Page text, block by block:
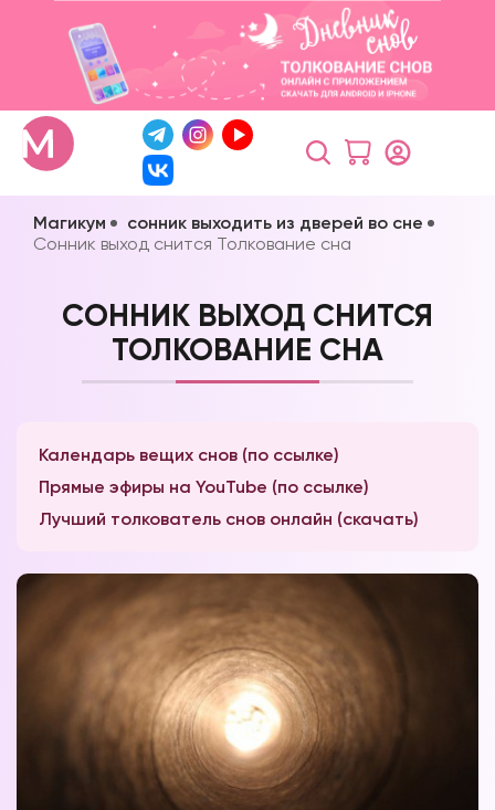
Магикум
сонник выходить из дверей во сне
Сонник выход снится Толкование сна
СОННИК ВЫХОД СНИТСЯ
ТОЛКОВАНИЕ СНА
Календарь вещих снов (по ссылке)
Прямые эфиры на YouTube (по ссылке)
Лучший толкователь снов онлайн (скачать)